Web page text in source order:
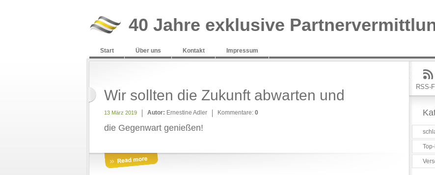
40 Jahre exklusive
Start Über uns Kontakt Impressum
Wir sollten die Zukunft abwarten und
13 März 2019 Autor: Ernestine Adler Kommentare: 0
die Gegenwart genießen!
RSS-